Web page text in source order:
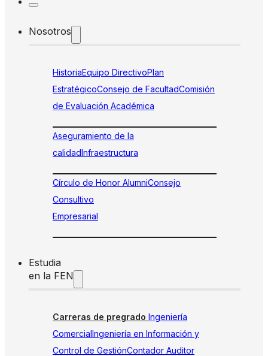
Nosotros
HistoriaEquipo DirectivoPlan
EstratégicoConsejo de FacultadComisión
de Evaluación Académica
Aseguramiento de la
calidadInfraestructura
Círculo de Honor AlumniConsejo
Consultivo
Empresarial
Estudia
en la FEN
Carreras de pregrado Ingeniería
ComercialIngeniería en Información y
Control de GestiónContador Auditor